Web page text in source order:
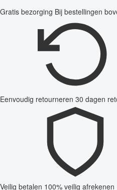
Gratis bezorging Bij bestellingen
Eenvoudig retourneren 30 dagen
Veilig betalen 100% veilig afrekenen